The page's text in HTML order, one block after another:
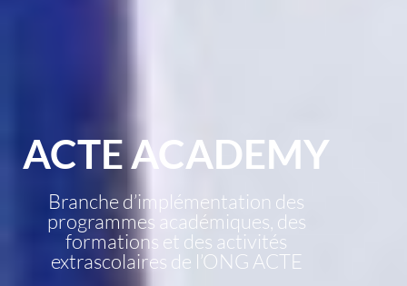
ACTE ACADEMY
Branche d’implémentation des
programmes académiques, des
formations et des activités
extrascolaires de l’ONG ACTE